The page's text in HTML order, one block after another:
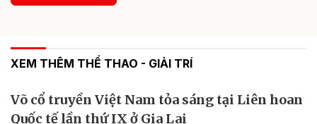
XEM THÊM THỂ THAO - GIẢI TRÍ
Võ cổ truyền Việt Nam tỏa sáng tại Liên hoan
Quốc tế lần thứ IX ở Gia Lai